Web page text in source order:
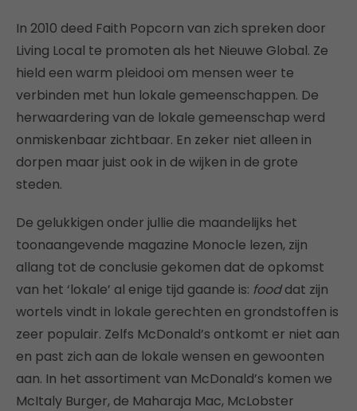
In 2010 deed Faith Popcorn van zich spreken door
Living Local te promoten als het Nieuwe Global. Ze
hield een warm pleidooi om mensen weer te
verbinden met hun lokale gemeenschappen. De
herwaardering van de lokale gemeenschap werd
onmiskenbaar zichtbaar. En zeker niet alleen in
dorpen maar juist ook in de wijken in de grote
steden.
De gelukkigen onder jullie die maandelijks het
toonaangevende magazine Monocle lezen, zijn
allang tot de conclusie gekomen dat de opkomst
van het ‘lokale’ al enige tijd gaande is: fooddat zijn
wortels vindt in lokale gerechten en grondstoffen is
zeer populair. Zelfs McDonald’s ontkomt er niet aan
en past zich aan de lokale wensen en gewoonten
aan. In het assortiment van McDonald’s komen we
McItaly Burger, de Maharaja Mac, McLobster